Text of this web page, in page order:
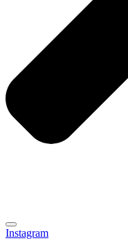
Instagram